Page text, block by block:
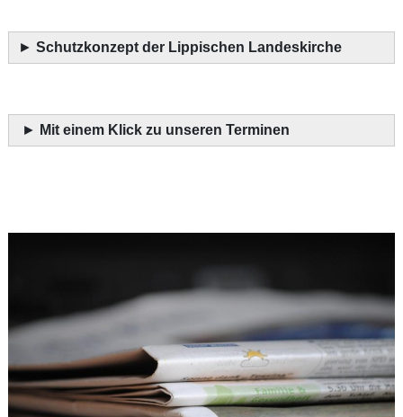
► Schutzkonzept der Lippischen Landeskirche
► Mit einem Klick zu unseren Terminen